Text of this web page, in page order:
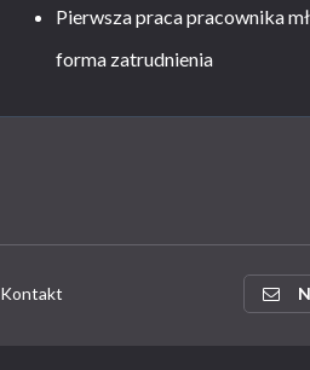
Pierwsza praca pracownika
forma zatrudnienia
Kontakt